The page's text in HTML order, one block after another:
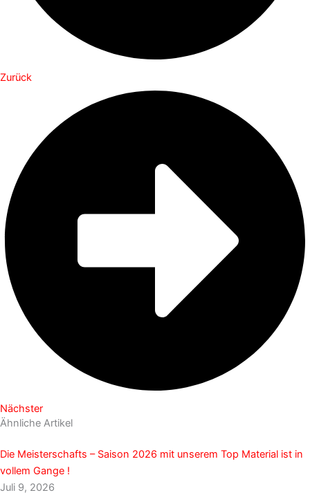
Zurück
Nächster
Ähnliche Artikel
Die Meisterschafts – Saison 2026 mit unserem Top Material ist in
vollem Gange !
Juli 9, 2026